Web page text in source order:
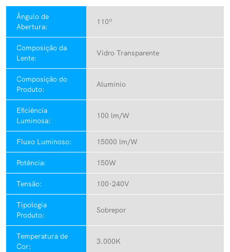
Ângulo de
Abertura:
110º
Composição da
Lente:
Vidro Transparente
Composição do
Produto:
Alumínio
Eficiência
Luminosa:
100 lm/W
Fluxo Luminoso: 15000 lm/W
Potência: 150W
Tensão: 100-240V
Tipologia
Produto:
Sobrepor
Temperatura de
Cor:
3.000K